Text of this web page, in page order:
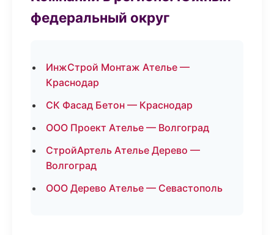
федеральный округ
ИнжСтрой Монтаж Ателье —
Краснодар
СК Фасад Бетон — Краснодар
ООО Проект Ателье — Волгоград
СтройАртель Ателье Дерево —
Волгоград
ООО Дерево Ателье — Севастополь